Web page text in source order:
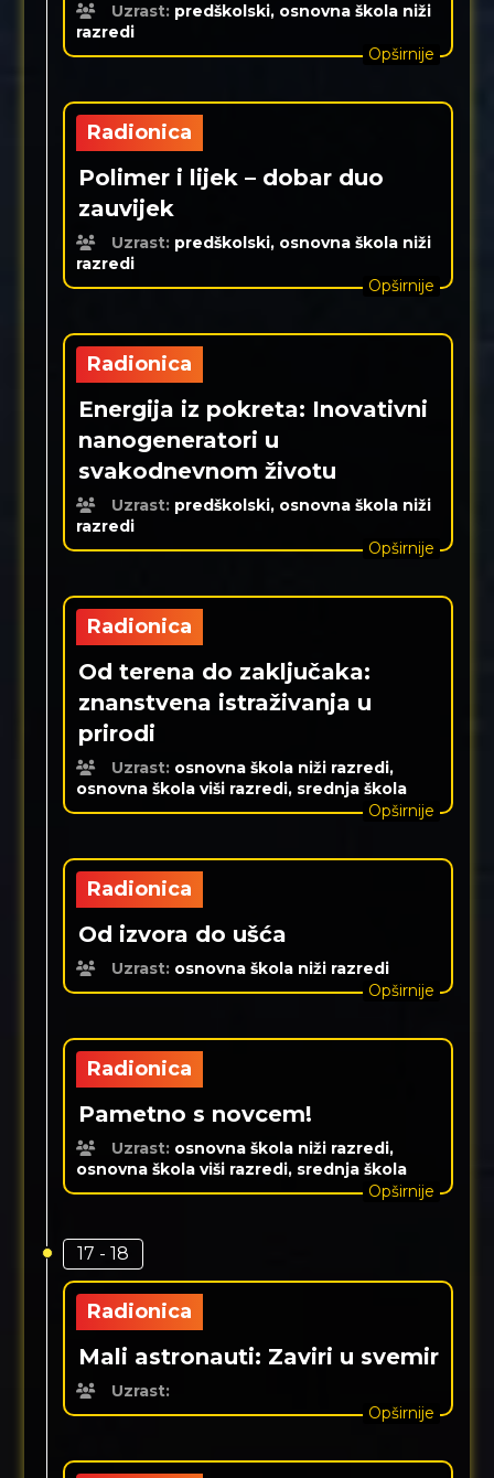
Uzrast: predškolski, osnovna škola niži
razredi
Opširnije
Radionica
Polimer i lijek – dobar duo
zauvijek
Uzrast: predškolski, osnovna škola niži
razredi
Opširnije
Radionica
Energija iz pokreta: Inovativni
nanogeneratori u
svakodnevnom životu
Uzrast: predškolski, osnovna škola niži
razredi
Opširnije
Radionica
Od terena do zaključaka:
znanstvena istraživanja u
prirodi
Uzrast: osnovna škola niži razredi,
osnovna škola viši razredi, srednja škola
Opširnije
Radionica
Od izvora do ušća
Uzrast: osnovna škola niži razredi
Opširnije
Radionica
Pametno s novcem!
Uzrast: osnovna škola niži razredi,
osnovna škola viši razredi, srednja škola
Opširnije
17 - 18
Radionica
Mali astronauti: Zaviri u svemir
Uzrast:
Opširnije